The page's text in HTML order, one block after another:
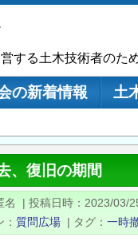
する土木技術者のた
の新着情報
土
、復旧の期間
名 | 投稿日時
2023/03/
質問広場 | タグ 一時